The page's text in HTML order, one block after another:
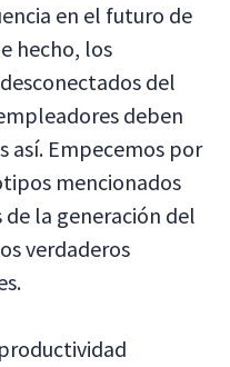
en el futuro de
hecho, los
del
deben
así. Empecemos por
mencionados
la generación del
verdaderos